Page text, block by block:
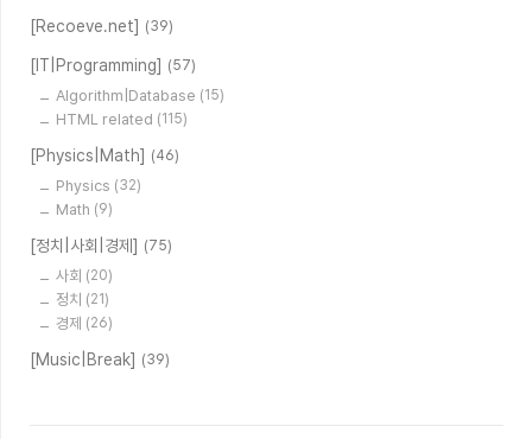
[Recoeve.net] (39)
[IT|Programming] (57)
Algorithm|Database (15)
HTML related (115)
[Physics|Math] (46)
Physics (32)
Math (9)
[정치|사회|경제] (75)
사회 (20)
정치 (21)
경제 (26)
[Music|Break] (39)